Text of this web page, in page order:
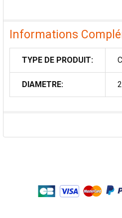
Informations
TYPE DE PRODUIT:
DIAMETRE: